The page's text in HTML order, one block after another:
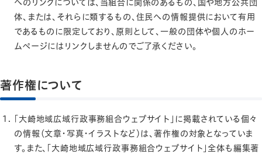
へのリンクについては、当組合に関係のあるもの、国や地方公共団
体、または、それらに類するもの、住民への情報提供において有用
であるものに限定しており、原則として、一般の団体や個人のホー
ムページにはリンクしませんのでご了承ください。
著作権について
「大崎地域広域行政事務組合ウェブサイト」に掲載されている個々
の情報（文章・写真・イラストなど）は、著作権の対象となっていま
す。また、「大崎地域広域行政事務組合ウェブサイト」全体も編集著